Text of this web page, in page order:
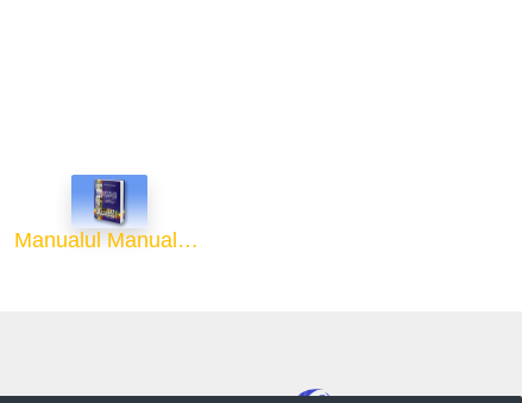
Manualul Manualelor